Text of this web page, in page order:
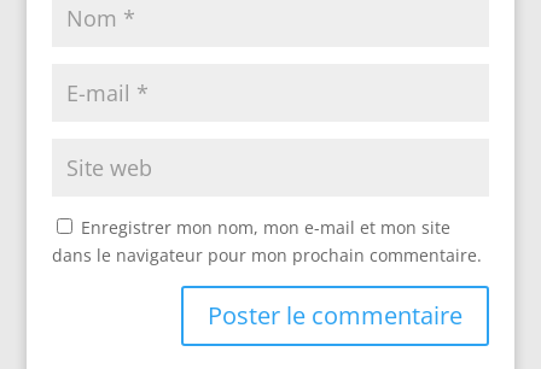
Enregistrer mon nom, mon e-mail et mon site
dans le navigateur pour mon prochain commentaire.